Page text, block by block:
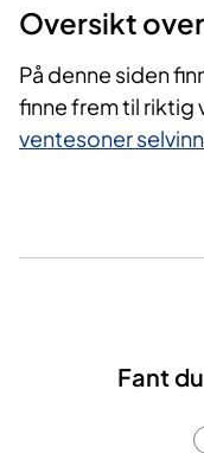
Oversikt
På denne siden
finne frem til riktig
ventesoner
Fant